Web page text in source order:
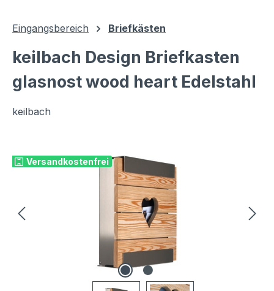
Eingangsbereich Briefkästen
keilbach Design Briefkasten
glasnost wood heart Edelstahl
keilbach
Versandkostenfrei